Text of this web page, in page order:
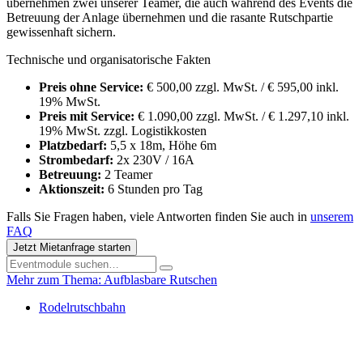
Betreuung der Anlage übernehmen und die rasante Rutschpartie
gewissenhaft sichern.
Technische und organisatorische Fakten
Preis ohne Service: € 500,00 zzgl. MwSt. / € 595,00 inkl.
19% MwSt.
Preis mit Service: € 1.090,00 zzgl. MwSt. / € 1.297,10 inkl.
19% MwSt. zzgl. Logistikkosten
Platzbedarf: 5,5 x 18m, Höhe 6m
Strombedarf: 2x 230V / 16A
Betreuung: 2 Teamer
Aktionszeit: 6 Stunden pro Tag
Falls Sie Fragen haben, viele Antworten finden Sie auch in unserem
FAQ
Jetzt Mietanfrage starten
Mehr zum Thema: Aufblasbare Rutschen
Rodelrutschbahn